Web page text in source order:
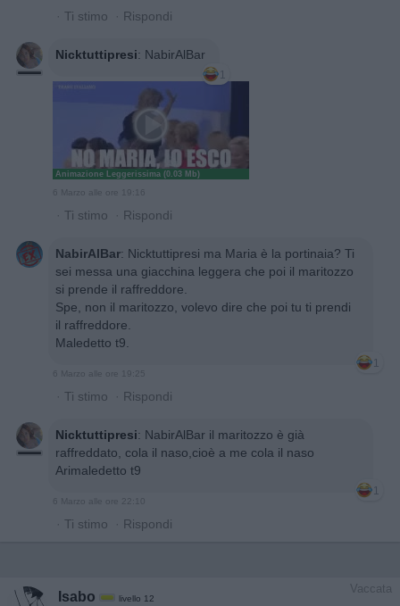
· Ti stimo · Rispondi
Nicktuttipresi: NabirAlBar
1
Animazione Leggerissima (0.03 Mb)
6 Marzo alle ore 19:16
· Ti stimo · Rispondi
NabirAlBar: Nicktuttipresi ma Maria è la portinaia? Ti
sei messa una giacchina leggera che poi il maritozzo
si prende il raffreddore.
Spe, non il maritozzo, volevo dire che poi tu ti prendi
il raffreddore.
Maledetto t9.
1
6 Marzo alle ore 19:25
· Ti stimo · Rispondi
Nicktuttipresi: NabirAlBar il maritozzo è già
raffreddato, cola il naso,cioè a me cola il naso
Arimaledetto t9
1
6 Marzo alle ore 22:10
· Ti stimo · Rispondi
Vaccata
Isabo livello 12